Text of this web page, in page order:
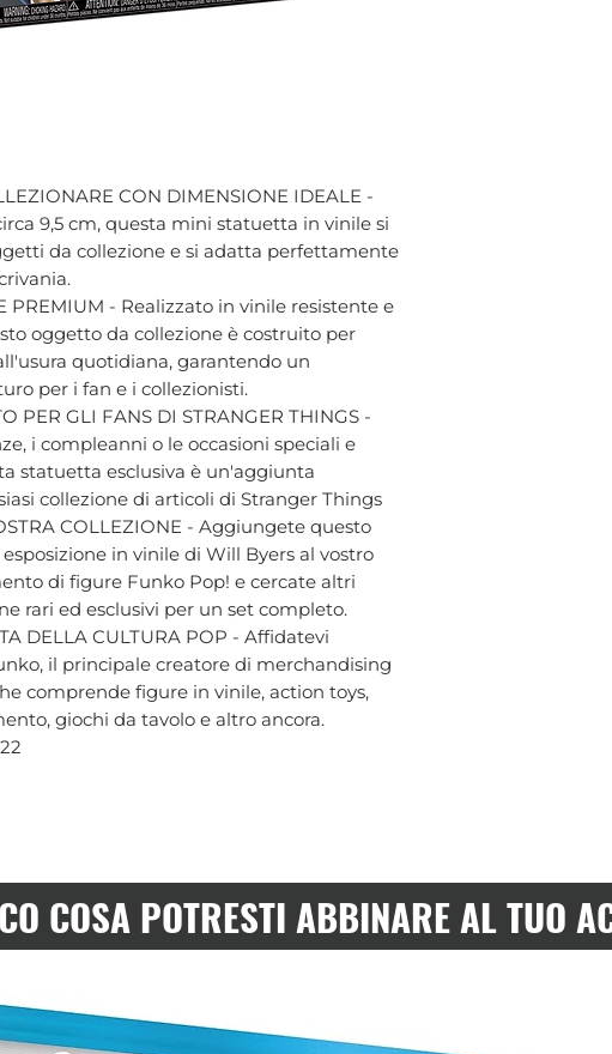
CON DIMENSIONE IDEALE -
9,5 cm, questa mini statuetta in vinile si
da collezione e si adatta perfettamente
PREMIUM - Realizzato in vinile resistente e
oggetto da collezione è costruito per
quotidiana, garantendo un
per i fan e i collezionisti.
PER GLI FANS DI STRANGER THINGS -
i compleanni o le occasioni speciali e
statuetta esclusiva è un'aggiunta
collezione di articoli di Stranger Things
COLLEZIONE - Aggiungete questo
in vinile di Will Byers al vostro
di figure Funko Pop! e cercate altri
rari ed esclusivi per un set completo.
DELLA CULTURA POP - Affidatevi
il principale creatore di merchandising
comprende figure in vinile, action toys,
giochi da tavolo e altro ancora.
COSA POTRESTI ABBINARE AL TUO